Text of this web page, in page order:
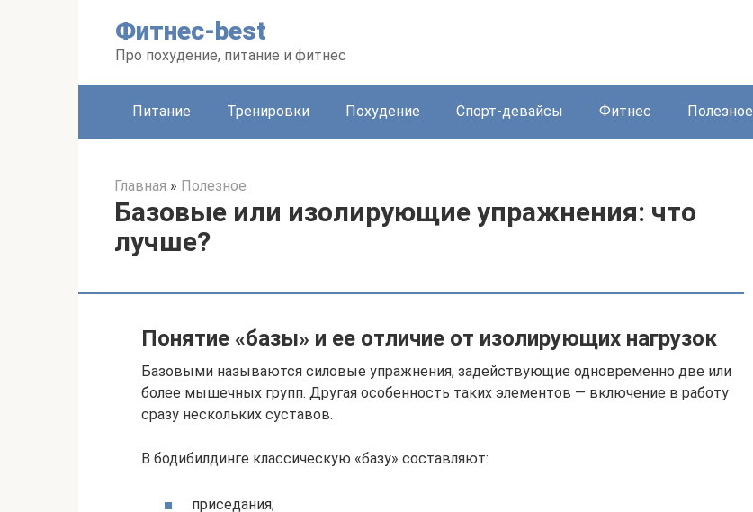
Фитнес-best
Про похудение, питание и фитнес
Питание Тренировки Похудение Спорт-девайсы Фитнес Полезное
Главная » Полезное
Базовые или изолирующие упражнения: что
лучше?
Понятие «базы» и ее отличие от изолирующих нагрузок
Базовыми называются силовые упражнения, задействующие одновременно две или
более мышечных групп. Другая особенность таких элементов — включение в работу
сразу нескольких суставов.
В бодибилдинге классическую «базу» составляют:
приседания;